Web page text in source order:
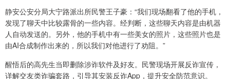
静安公安分局大宁路派出所民警王子豪：“我们现场翻看了他的手机，
发现了聊天中比较露骨的一些内容。经判断，这些聊天内容是由机器
人自动发送的。另外，他的手机中有一些美女的照片，这些照片也是
由AI合成制作出来的，所以我们对他进行了劝阻。”
醒悟后的高先生当即删除涉诈软件及好友。民警现场开展反诈宣传，
详解交友类诈骗套路，引导其安装反诈App，提升安全防范意识。